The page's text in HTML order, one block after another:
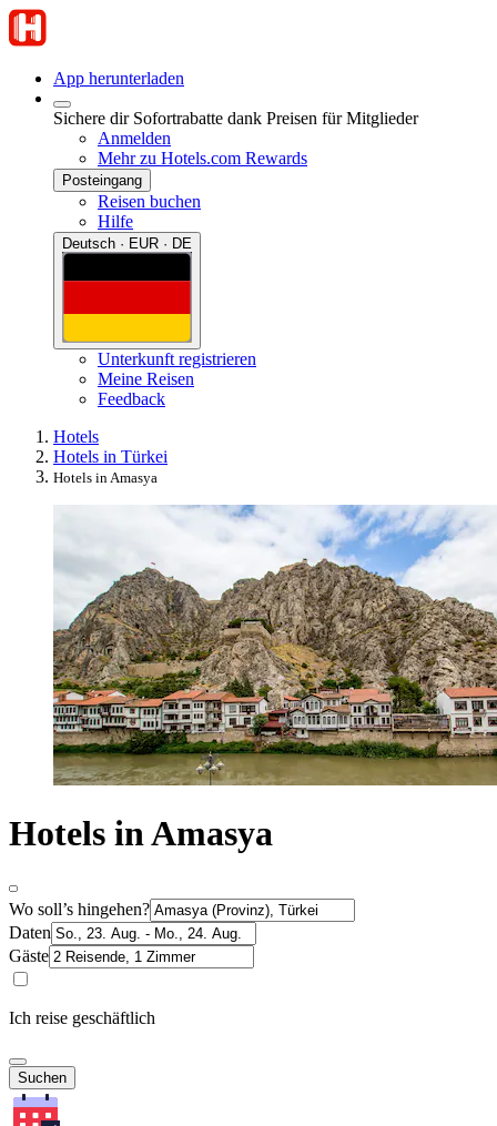
App herunterladen
Sichere dir Sofortrabatte dank Preisen für Mitglieder
Anmelden
Mehr zu Hotels.com Rewards
Posteingang
Reisen buchen
Hilfe
Deutsch · EUR · DE
Unterkunft registrieren
Meine Reisen
Feedback
Hotels
Hotels in Türkei
Hotels in Amasya
Hotels in Amasya
Wo soll’s hingehen?
Daten
Gäste
Ich reise geschäftlich
Suchen